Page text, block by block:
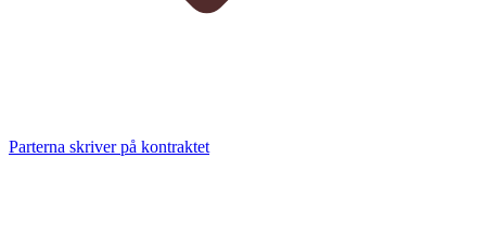
Parterna skriver på kontraktet